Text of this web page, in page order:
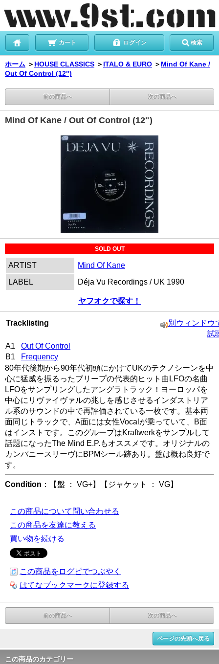
カート ログイン 検索
ホーム ＞ HOUSE CLASSICS ＞ ITALO & EURO ＞ Mind Of Kane /
Out Of Control (12")
前の商品へ 次の商品へ
Mind Of Kane / Out Of Control (12")
SOLD OUT
ARTIST
Mind Of Kane
LABEL
Déja Vu Recordings / UK 1990
ヤフオクで探す！
Tracklisting
別ウィンドウ
試
A1 Out Of Control
B1
Frequency
80年代後期から90年代初頭にかけてUKのテクノシーンを中
心に猛威を振るったブリープの代表的ヒット曲LFOの名曲
LFOをサンプリングしたアングラトラック！ヨーロッパを
中心にリヴァイヴァルの兆しを感じさせるインダストリア
ル系のサウンドの中で再評価されている一枚です。基本両
面同じトラックで、A面には女性Vocalが乗っていて、B面
はインストです。このグループはKraftwerkをサンプルして
話題になったThe Mind E.P.もオススメです。オリジナルの
カンパニースリーヴにBPMシール跡あり。盤は概ね良好で
す。
Condition ：【盤 ： VG+】【ジャケット ： VG】
この商品について問い合わせる
この商品を友達に教える
買い物を続ける
この商品をログピでつぶやく
はてなブックマークに登録する
前の商品へ 次の商品へ
ページの先頭へ戻る
この商品のカテゴリー